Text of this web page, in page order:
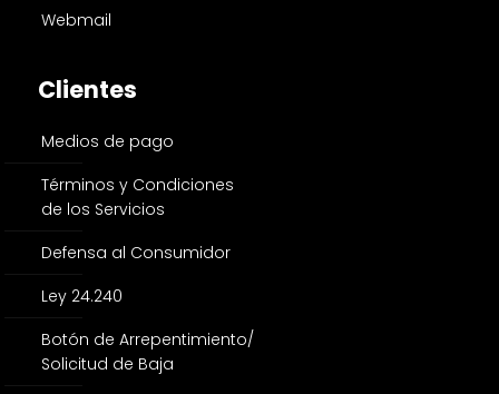
Webmail
Clientes
Medios de pago
Términos y Condiciones
de los Servicios
Defensa al Consumidor
Ley 24.240
Botón de Arrepentimiento/
Solicitud de Baja